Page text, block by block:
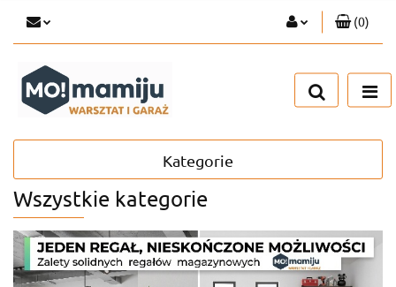
Zaloguj się
(0)
Kategorie
Wszystkie kategorie